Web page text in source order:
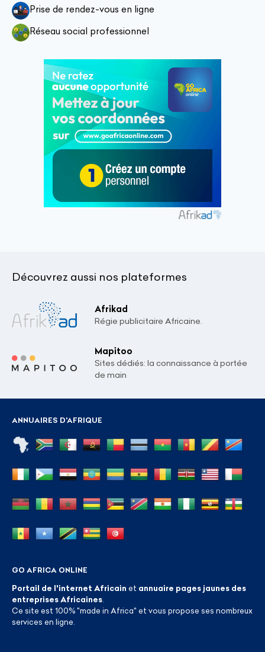
Prise de rendez-vous en ligne
Réseau social professionnel
Découvrez aussi nos plateformes
Afrikad
Régie publicitaire Africaine.
Mapitoo
Sites dédiés: la connaissance à portée
de main
ANNUAIRES D'AFRIQUE
GO AFRICA ONLINE
Portail de l'internet Africain et annuaire pages jaunes des
entreprises Africaines
Ce site est 100% "made in Africa" et vous propose ses nombreux
services en ligne.